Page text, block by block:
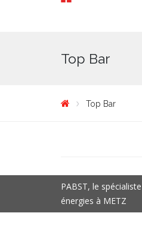
Top Bar
Top Bar
PABST, le
énergies à METZ